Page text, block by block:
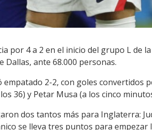
por 4 a 2 en el inicio del grupo L de
Dallas, ante 68.000 personas.
2-2, con goles convertidos
36) y Petar Musa (a los cinco
dos tantos más para Inglaterra:
se lleva tres puntos para